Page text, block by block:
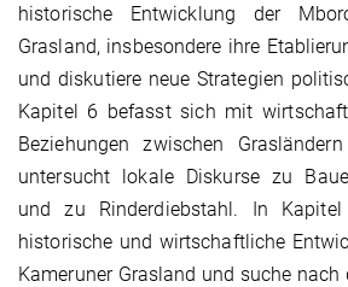
historische Entwicklung der
Grasland, insbesondere ihre
und diskutiere neue Strategien
Kapitel 6 befasst sich mit
Beziehungen zwischen
untersucht lokale Diskurse zu
und zu Rinderdiebstahl. In
historische und wirtschaftliche
Kameruner Grasland und suche nach